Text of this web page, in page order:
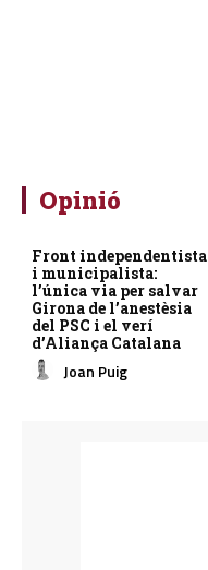
Opinió
Front independentista
i municipalista:
l’única via per salvar
Girona de l’anestèsia
del PSC i el verí
d’Aliança Catalana
Joan Puig